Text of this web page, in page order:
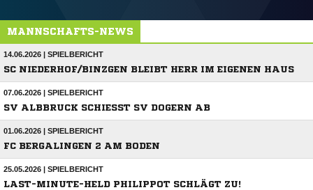
MANNSCHAFTS-NEWS
14.06.2026 | SPIELBERICHT
SC NIEDERHOF/BINZGEN BLEIBT HERR IM EIGENEN HAUS
07.06.2026 | SPIELBERICHT
SV ALBBRUCK SCHIESST SV DOGERN AB
01.06.2026 | SPIELBERICHT
FC BERGALINGEN 2 AM BODEN
25.05.2026 | SPIELBERICHT
LAST-MINUTE-HELD PHILIPPOT SCHLÄGT ZU!